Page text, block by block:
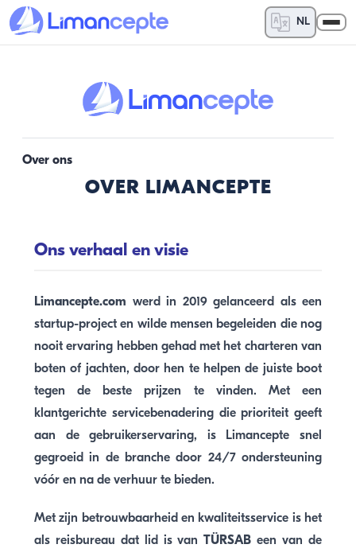
NL
Over ons
OVER LIMANCEPTE
Ons verhaal en visie
Limancepte.com werd in 2019 gelanceerd als een
startup-project en wilde mensen begeleiden die nog
nooit ervaring hebben gehad met het charteren van
boten of jachten, door hen te helpen de juiste boot
tegen de beste prijzen te vinden. Met een
klantgerichte servicebenadering die prioriteit geeft
aan de gebruikerservaring, is Limancepte snel
gegroeid in de branche door 24/7 ondersteuning
vóór en na de verhuur te bieden.
Met zijn betrouwbaarheid en kwaliteitsservice is het
als reisbureau dat lid is vanTÜRSAB een van de